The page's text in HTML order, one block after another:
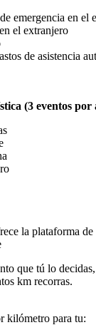
emergencia en el
el extranjero
de asistencia
(3 eventos por
la plataforma de
que tú lo
km recorras.
kilómetro para tu: